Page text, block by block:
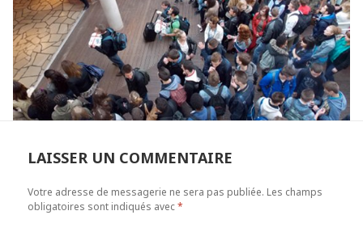
LAISSER UN COMMENTAIRE
Votre adresse de messagerie ne sera pas publiée. Les champs
obligatoires sont indiqués avec*